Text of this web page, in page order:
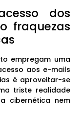
dos
fraquezas
empregam uma
aos e-mails
é aproveitar-se
triste realidade
cibernética nem